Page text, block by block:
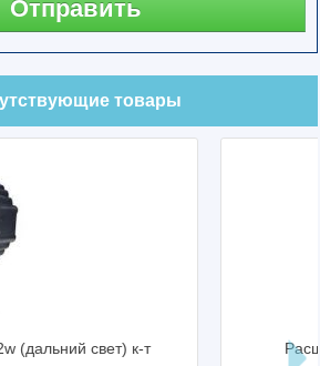
Отправить
товары
Расширитель арок нива ваз 2121-